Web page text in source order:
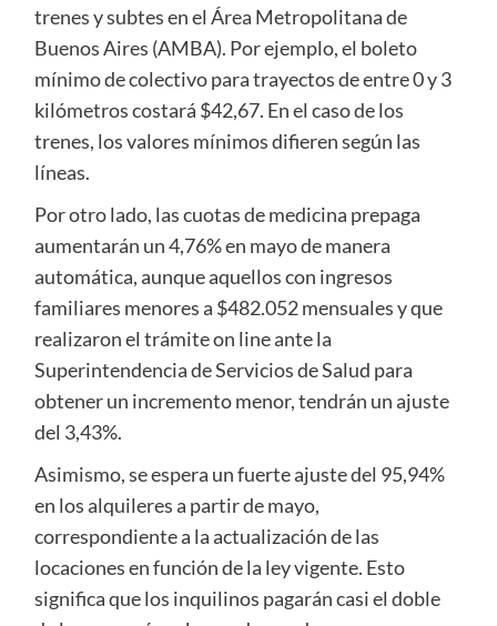
trenes y subtes en el Área Metropolitana de
Buenos Aires (AMBA). Por ejemplo, el boleto
mínimo de colectivo para trayectos de entre 0 y 3
kilómetros costará $42,67. En el caso de los
trenes, los valores mínimos difieren según las
líneas.
Por otro lado, las cuotas de medicina prepaga
aumentarán un 4,76% en mayo de manera
automática, aunque aquellos con ingresos
familiares menores a $482.052 mensuales y que
realizaron el trámite on line ante la
Superintendencia de Servicios de Salud para
obtener un incremento menor, tendrán un ajuste
del 3,43%.
Asimismo, se espera un fuerte ajuste del 95,94%
en los alquileres a partir de mayo,
correspondiente a la actualización de las
locaciones en función de la ley vigente. Esto
significa que los inquilinos pagarán casi el doble